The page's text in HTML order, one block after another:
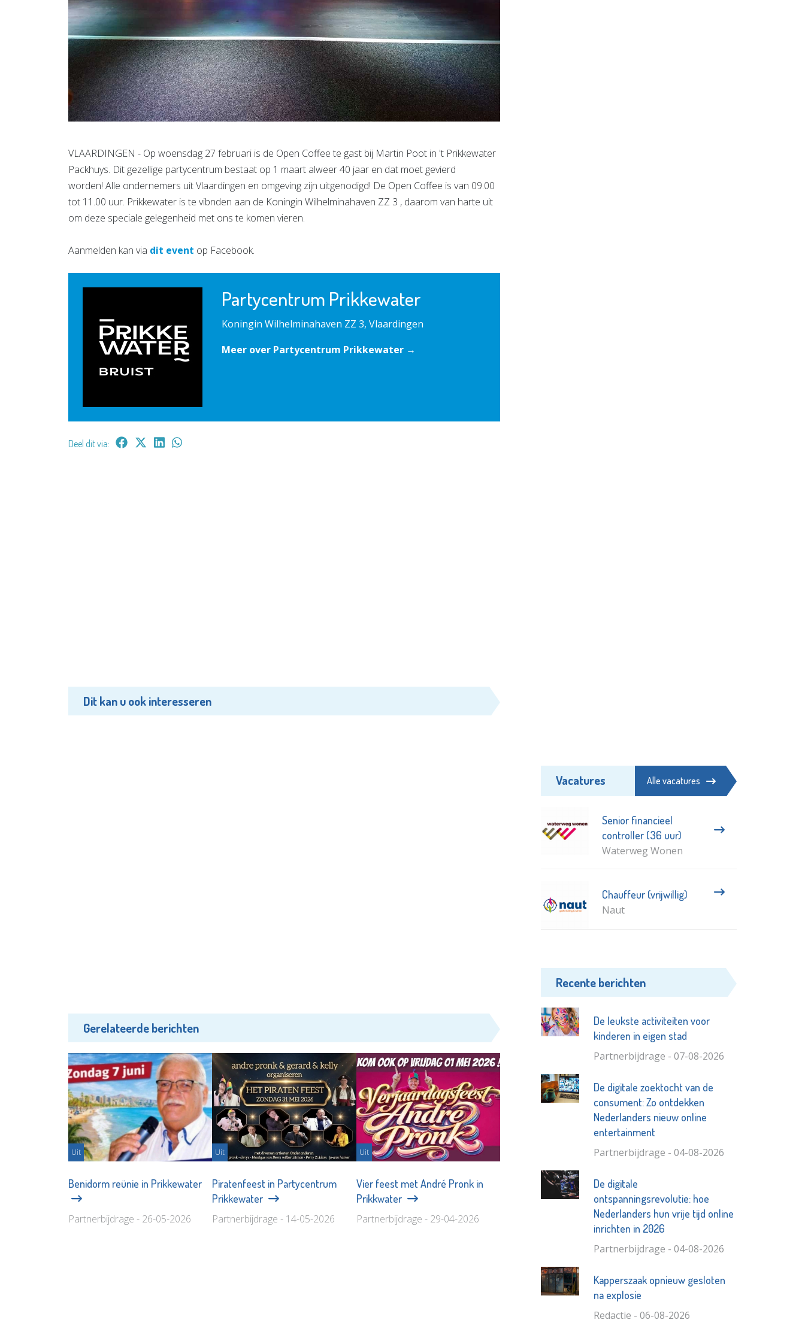
VLAARDINGEN - Op woensdag 27 februari is de Open Coffee te gast bij Martin Poot in 't Prikkewater
Packhuys. Dit gezellige partycentrum bestaat op 1 maart alweer 40 jaar en dat moet gevierd
worden! Alle ondernemers uit Vlaardingen en omgeving zijn uitgenodigd! De Open Coffee is van 09.00
tot 11.00 uur. Prikkewater is te vibnden aan de Koningin Wilhelminahaven ZZ 3 , daarom van harte uit
om deze speciale gelegenheid met ons te komen vieren.
Aanmelden kan via dit event op Facebook.
Partycentrum Prikkewater
Koningin Wilhelminahaven ZZ 3, Vlaardingen
Meer over Partycentrum Prikkewater →
Deel dit via:
Dit kan u ook interesseren
Gerelateerde berichten
Uit
Benidorm reünie in Prikkewater
Partnerbijdrage - 26-05-2026
Uit
Piratenfeest in Partycentrum
Prikkewater
Partnerbijdrage - 14-05-2026
Uit
Vier feest met André Pronk in
Prikkwater
Partnerbijdrage - 29-04-2026
Vacatures Alle vacatures
Senior financieel
controller (36 uur)
Waterweg Wonen
Chauffeur (vrijwillig)
Naut
Recente berichten
De leukste activiteiten voor
kinderen in eigen stad
Partnerbijdrage - 07-08-2026
De digitale zoektocht van de
consument: Zo ontdekken
Nederlanders nieuw online
entertainment
Partnerbijdrage - 04-08-2026
De digitale
ontspanningsrevolutie: hoe
Nederlanders hun vrije tijd online
inrichten in 2026
Partnerbijdrage - 04-08-2026
Kapperszaak opnieuw gesloten
na explosie
Redactie - 06-08-2026